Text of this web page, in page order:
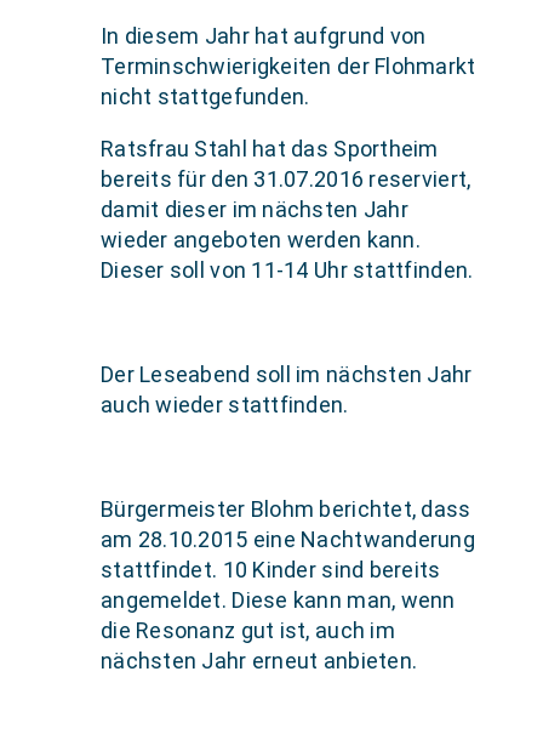
In diesem Jahr hat aufgrund von
Terminschwierigkeiten der Flohmarkt
nicht stattgefunden.
Ratsfrau Stahl hat das Sportheim
bereits für den 31.07.2016 reserviert,
damit dieser im nächsten Jahr
wieder angeboten werden kann.
Dieser soll von 11-14 Uhr stattfinden.
Der Leseabend soll im nächsten Jahr
auch wieder stattfinden.
Bürgermeister Blohm berichtet, dass
am 28.10.2015 eine Nachtwanderung
stattfindet. 10 Kinder sind bereits
angemeldet. Diese kann man, wenn
die Resonanz gut ist, auch im
nächsten Jahr erneut anbieten.